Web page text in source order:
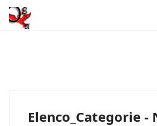
Elenco_Categorie -